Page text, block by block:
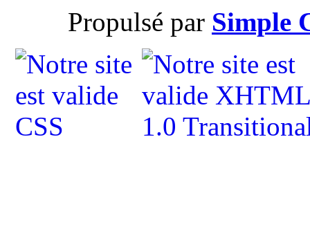
Propulsé par Simple